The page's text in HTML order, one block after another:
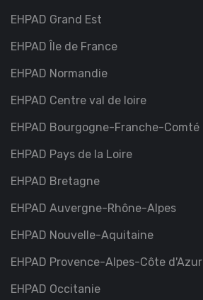
EHPAD Grand Est
EHPAD Île de France
EHPAD Normandie
EHPAD Centre val de loire
EHPAD Bourgogne-Franche-Comté
EHPAD Pays de la Loire
EHPAD Bretagne
EHPAD Auvergne-Rhône-Alpes
EHPAD Nouvelle-Aquitaine
EHPAD Provence-Alpes-Côte d'Azur
EHPAD Occitanie